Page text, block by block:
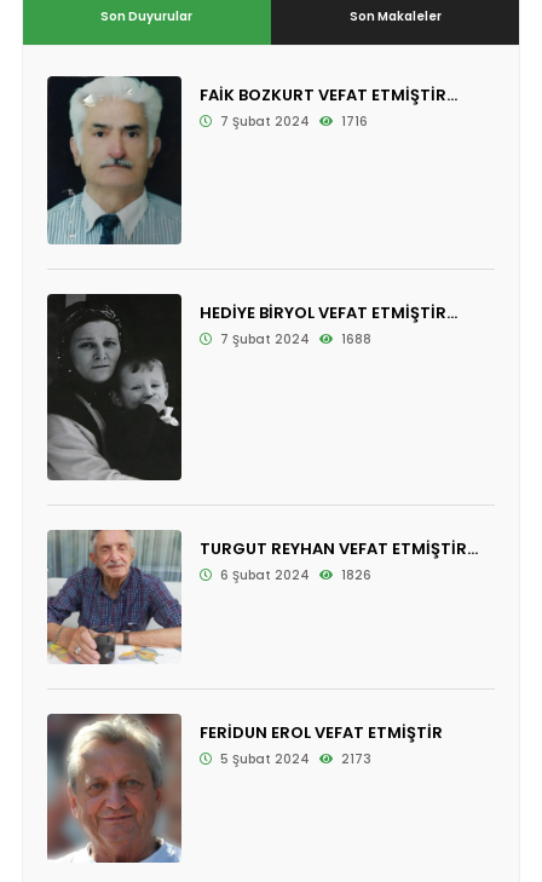
Son Duyurular Son Makaleler
FAİK BOZKURT VEFAT ETMİŞTİR...
7 Şubat 2024 1716
HEDİYE BİRYOL VEFAT ETMİŞTİR...
7 Şubat 2024 1688
TURGUT REYHAN VEFAT ETMİŞTİR...
6 Şubat 2024 1826
FERİDUN EROL VEFAT ETMİŞTİR
5 Şubat 2024 2173